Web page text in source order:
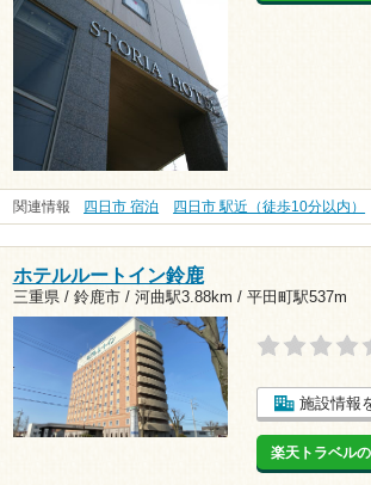
関連情報 四日市 宿泊 四日市 駅近（徒歩10分以内）
ホテルルートイン鈴鹿
三重県 / 鈴鹿市 / 河曲駅3.88km / 平田町駅537m
施設情報
楽天トラベル